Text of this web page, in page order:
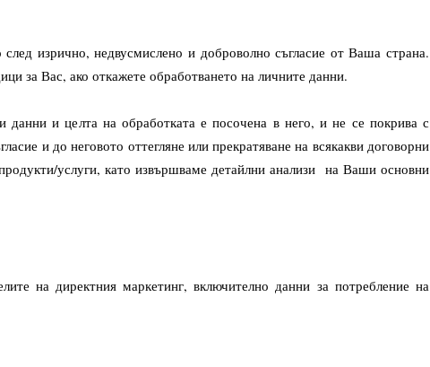
изрично, недвусмислено и доброволно съгласие от Ваша страна.
за Вас, ако откажете обработването на личните данни.
данни и целта на обработката е посочена в него, и не се покрива с
и до неговото оттегляне или прекратяване на всякакви договорни
услуги, като извършваме детайлни анализи на Ваши основни
на директния маркетинг, включително данни за потребление на